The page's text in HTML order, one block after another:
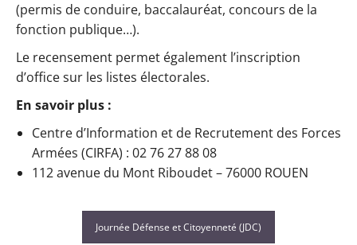
(permis de conduire, baccalauréat, concours de la
fonction publique…).
Le recensement permet également l’inscription
d’office sur les listes électorales.
En savoir plus :
Centre d’Information et de Recrutement des Forces
Armées (CIRFA) : 02 76 27 88 08
112 avenue du Mont Riboudet – 76000 ROUEN
Journée Défense et Citoyenneté (JDC)